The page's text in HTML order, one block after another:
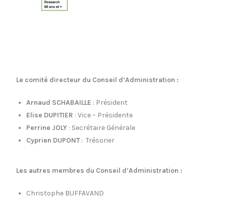
Le comité directeur du Conseil d’Administration :
Arnaud SCHABAILLE : Président
Elise DUPITIER : Vice – Présidente
Perrine JOLY : Secrétaire Générale
Cyprien DUPONT: Trésorier
Les autres membres du Conseil d’Administration :
Christophe BUFFAVAND